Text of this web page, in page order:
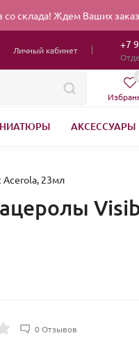
склада! Ждем Ваших
Личный кабинет +7
АКСЕССУАРЫ
Acerola, 23мл
ацеролы
0 Отзывов